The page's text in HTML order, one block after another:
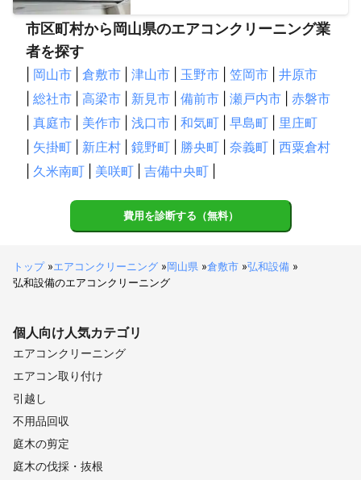
市区町村から岡山県のエアコンクリーニング業
者を探す
岡山市 倉敷市 津山市 玉野市 笠岡市
井原市
総社市 高梁市 新見市 備前市 瀬戸内市
赤磐市
真庭市 美作市 浅口市 和気町 早島町
里庄町
矢掛町 新庄村 鏡野町 勝央町 奈義町
西粟倉村
久米南町 美咲町 吉備中央町
費用を診断する（無料）
トップ»エアコンクリーニング »岡山県 »倉敷市 »弘和設備 »
弘和設備のエアコンクリーニング
個人向け人気カテゴリ
エアコンクリーニング
エアコン取り付け
引越し
不用品回収
庭木の剪定
庭木の伐採・抜根